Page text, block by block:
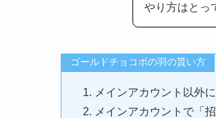
やり方はとっ
ゴールドチョコボの羽の貰い方
メインアカウント以外
メインアカウントで「